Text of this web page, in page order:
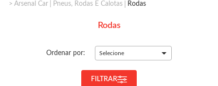
Arsenal Car Pneus, Rodas E Calotas Rodas
Rodas
Ordenar por: Selecione
FILTRAR